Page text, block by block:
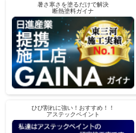
暑さ寒さを塗るだけで解決
断熱塗料ガイナ
ひび割れに強い！おすすめ！！
アステックペイント